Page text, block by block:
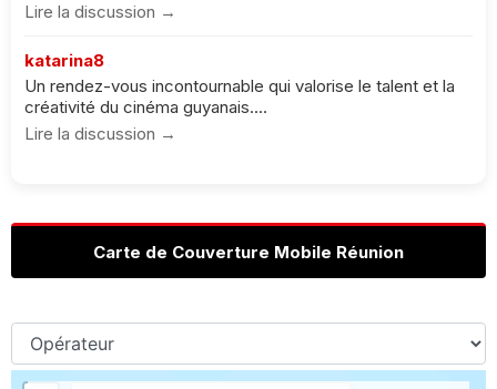
Lire la discussion →
katarina8
Un rendez-vous incontournable qui valorise le talent et la
créativité du cinéma guyanais....
Lire la discussion →
Carte de Couverture Mobile Réunion